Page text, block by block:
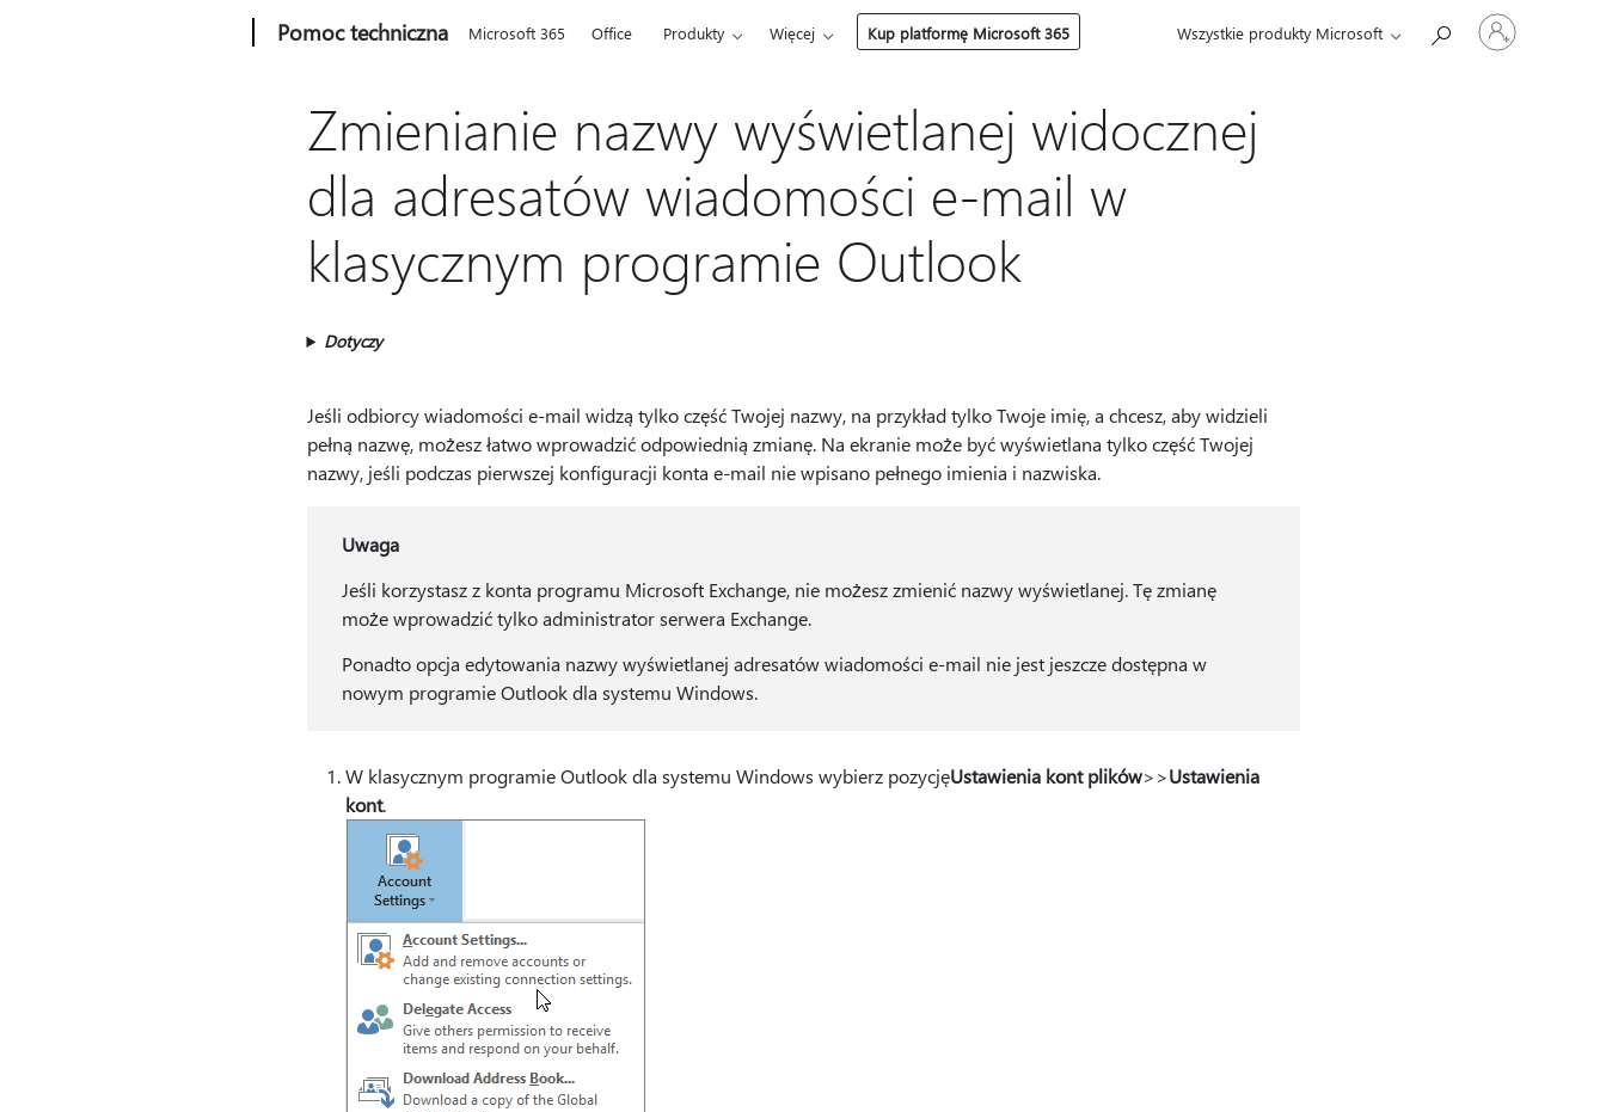
Pomoc techniczna Microsoft 365 Office Produkty Więcej Kup platformę Microsoft 365 Wszystkie produkty Microsoft
Zaloguj
się
do
Zmienianie nazwy wyświetlanej widocznej
dla adresatów wiadomości e-mail w
klasycznym programie Outlook
Dotyczy
Jeśli odbiorcy wiadomości e-mail widzą tylko część Twojej nazwy, na przykład tylko Twoje imię, a chcesz, aby widzieli
pełną nazwę, możesz łatwo wprowadzić odpowiednią zmianę. Na ekranie może być wyświetlana tylko część Twojej
nazwy, jeśli podczas pierwszej konfiguracji konta e-mail nie wpisano pełnego imienia i nazwiska.
Uwaga
Jeśli korzystasz z konta programu Microsoft Exchange, nie możesz zmienić nazwy wyświetlanej. Tę zmianę
może wprowadzić tylko administrator serwera Exchange.
Ponadto opcja edytowania nazwy wyświetlanej adresatów wiadomości e-mail nie jest jeszcze dostępna w
nowym programie Outlook dla systemu Windows.
W klasycznym programie Outlook dla systemu Windows wybierz pozycjęUstawienia kont plików>>Ustawienia
kont.